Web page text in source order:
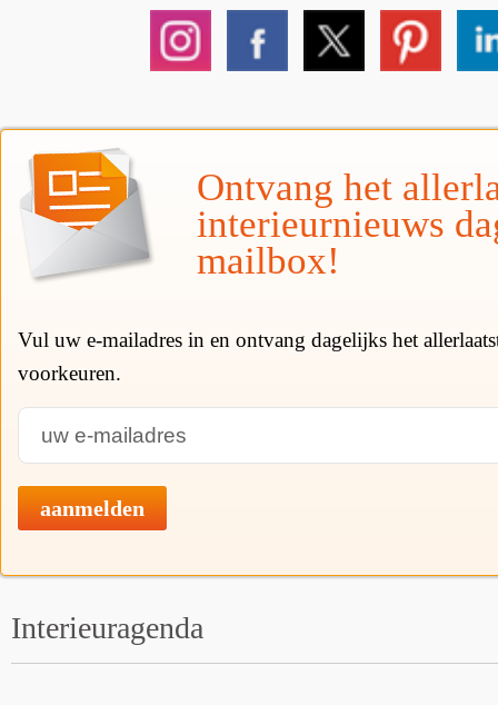
Ontvang het
interieurnieuws
mailbox!
Vul uw e-mailadres in en ontvang dagelijks het
voorkeuren.
aanmelden
Interieuragenda